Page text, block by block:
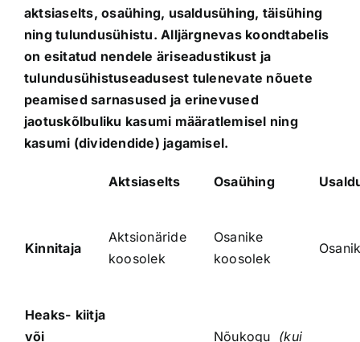
aktsiaselts, osaühing, usaldusühing, täisühing
ning tulundusühistu. Alljärgnevas koondtabelis
on esitatud nendele äriseadustikust ja
tulundusühistuseadusest tulenevate nõuete
peamised sarnasused ja erinevused
jaotuskõlbuliku kasumi määratlemisel ning
kasumi (dividendide) jagamisel.
Aktsiaselts Osaühing
Kinnitaja
Aktsionäride
koosolek
Osanike
koosolek
Heaks- kiitja
või
Nõukogu (kui